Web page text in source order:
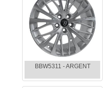
BBW5311 - ARGENT